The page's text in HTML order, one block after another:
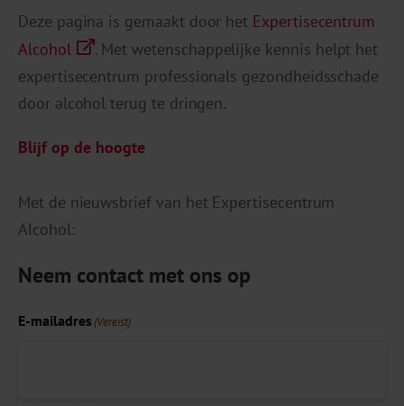
Deze pagina is gemaakt door het Expertisecentrum
Alcohol
. Met wetenschappelijke kennis helpt het
expertisecentrum professionals gezondheidsschade
door alcohol terug te dringen.
Blijf op de hoogte
Met de nieuwsbrief van het Expertisecentrum
Alcohol:
Neem contact met ons op
E-mailadres (Vereist)